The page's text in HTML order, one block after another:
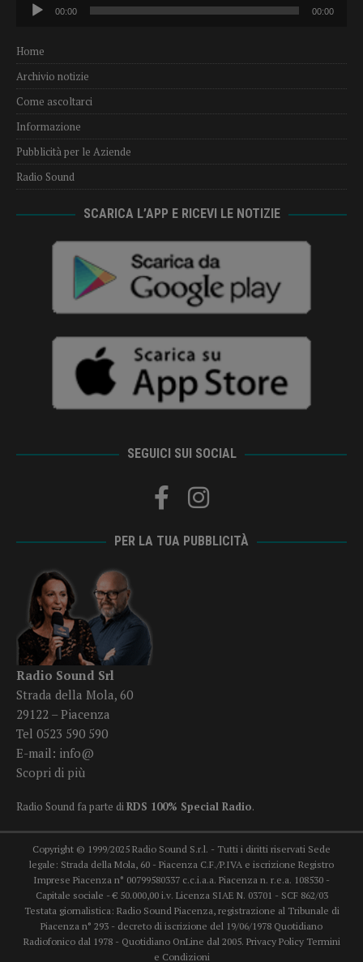
Player
00:00 00:00
Home
Archivio notizie
Come ascoltarci
Informazione
Pubblicità per le Aziende
Radio Sound
SCARICA L’APP E RICEVI LE NOTIZIE
SEGUICI SUI SOCIAL
PER LA TUA PUBBLICITÀ
Radio Sound Srl
Strada della Mola, 60
29122 – Piacenza
Tel 0523 590 590
E-mail: info@
Scopri di più
Radio Sound fa parte diRDS 100% Special Radio.
Copyright © 1999/2025 Radio Sound S.r.l. - Tutti i diritti riservati Sede
legale: Strada della Mola, 60 - Piacenza C.F./P.IVA e iscrizione Registro
Imprese Piacenza n° 00799580337 c.c.i.a.a. Piacenza n. r.e.a. 108530 -
Capitale sociale - € 50.000,00 i.v. Licenza SIAE N. 03701 - SCF 862/03
Testata giornalistica: Radio Sound Piacenza, registrazione al Tribunale di
Piacenza n° 293 - decreto di iscrizione del 19/06/1978 Quotidiano
Radiofonico dal 1978 - Quotidiano OnLine dal 2005. Privacy Policy Termini
e Condizioni